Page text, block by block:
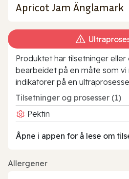
Apricot Jam Änglamark
Produktet har tilsetninger eller
bearbeidet på en måte som
indikatorer på en
Tilsetninger og prosesser (1)
Pektin
Åpne i appen for å lese om
Allergener